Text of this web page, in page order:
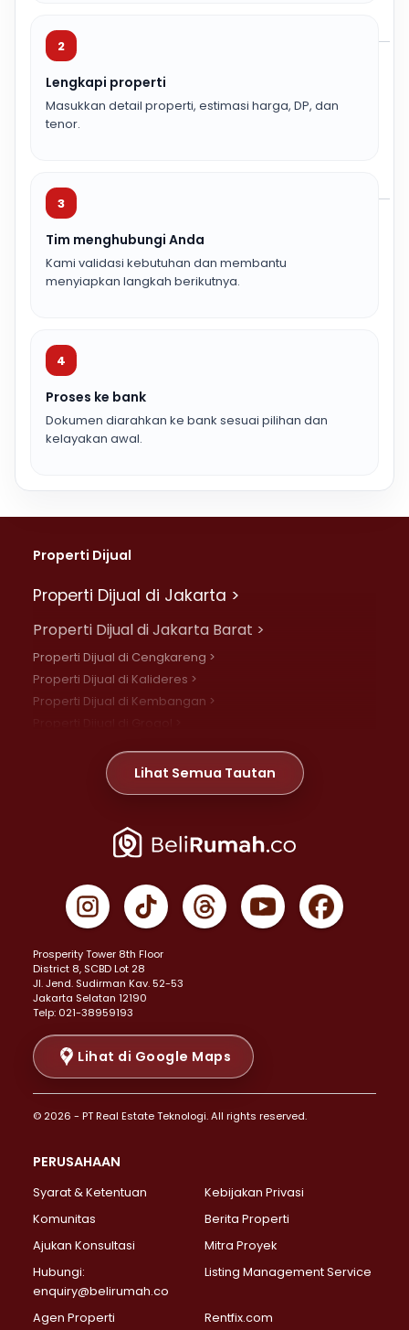
2
Lengkapi properti
Masukkan detail properti, estimasi harga, DP, dan
tenor.
3
Tim menghubungi Anda
Kami validasi kebutuhan dan membantu
menyiapkan langkah berikutnya.
4
Proses ke bank
Dokumen diarahkan ke bank sesuai pilihan dan
kelayakan awal.
Properti Dijual
Properti Dijual di Jakarta >
Properti Dijual di Jakarta Barat >
Properti Dijual di Cengkareng >
Properti Dijual di Kalideres >
Properti Dijual di Kembangan >
Properti Dijual di Meruya >
Properti Dijual di Jelambar >
Properti Dijual di Jakarta Pusat >
Properti Dijual di Gambir >
Properti Dijual di Johar Baru >
Properti Dijual di Menteng >
Properti Dijual di Senen >
Properti Dijual di Tanah Abang >
Properti Dijual di Cikini >
Properti Dijual di Kramat >
Properti Dijual di Pasar Baru >
Properti Dijual di Bendungan Hilir >
Properti Dijual di Jakarta Selatan >
Properti Dijual di Lebak Bulus >
Properti Dijual di Gandaria Selatan >
Properti Dijual di Pondok Labu >
Properti Dijual di Lenteng Agung >
Properti Dijual di Senayan >
Properti Dijual di Pondok Pinang >
Lihat Semua Tautan
Prosperity Tower 8th Floor
District 8, SCBD Lot 28
JI. Jend. Sudirman Kav. 52-53
Jakarta Selatan 12190
Telp: 021-38959193
Lihat di Google Maps
© 2026 - PT Real Estate Teknologi. All rights reserved.
PERUSAHAAN
Syarat & Ketentuan
Kebijakan Privasi
Komunitas
Berita Properti
Ajukan Konsultasi
Mitra Proyek
Hubungi:
enquiry@belirumah.co
Listing Management Service
Agen Properti Rentfix.com